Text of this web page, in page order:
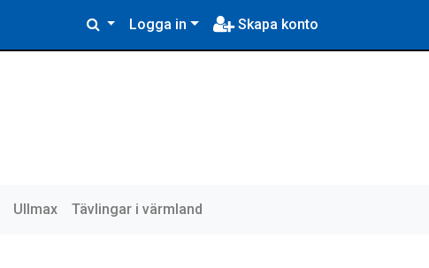
Logga in Skapa konto
Ullmax Tävlingar i värmland